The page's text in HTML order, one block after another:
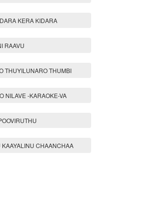
KERA KIDARA
RAAVU
THUYILUNARO THUMBI
NILAVE -KARAOKE-VA
KAAYALINU CHAANCHAA